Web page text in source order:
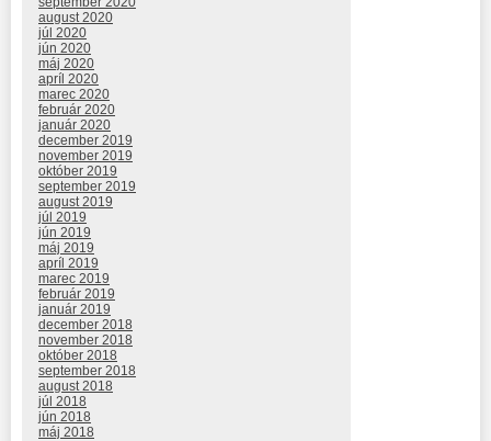
august 2020
júl 2020
jún 2020
máj 2020
apríl 2020
marec 2020
február 2020
január 2020
december 2019
november 2019
október 2019
september 2019
august 2019
júl 2019
jún 2019
máj 2019
apríl 2019
marec 2019
február 2019
január 2019
december 2018
november 2018
október 2018
september 2018
august 2018
júl 2018
jún 2018
máj 2018